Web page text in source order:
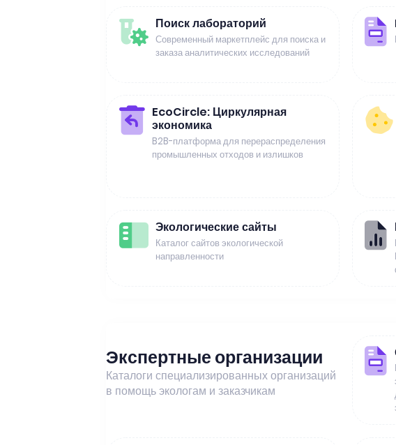
Поиск лабораторий
Современный маркетплейс для поиска и
заказа аналитических исследований
EcoCircle: Циркулярная
экономика
B2B-платформа для перераспределения
промышленных отходов и излишков
Экологические сайты
Каталог сайтов экологической
направленности
Экспертные организации
Каталоги специализированных организаций
в помощь экологам и заказчикам